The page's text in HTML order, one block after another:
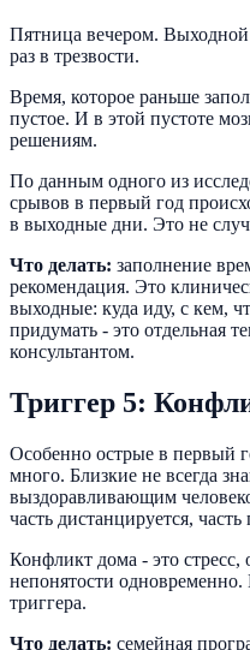
Пятница вечером.
раз в трезвости.
Время, которое раньше
пустое. И в этой пустоте
решениям.
По данным одного из
срывов в первый год
в выходные дни. Это не
Что делать: заполнение
рекомендация. Это
выходные: куда иду, с кем,
придумать - это отдельная
консультантом.
Триггер 5:
Особенно острые в первый
много. Близкие не всегда
выздоравливающим
часть дистанцируется,
Конфликт дома - это стресс,
непонятости одновременно.
триггера.
Что делать: семейная